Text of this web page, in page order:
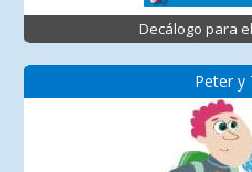
Decálogo para
Peter y